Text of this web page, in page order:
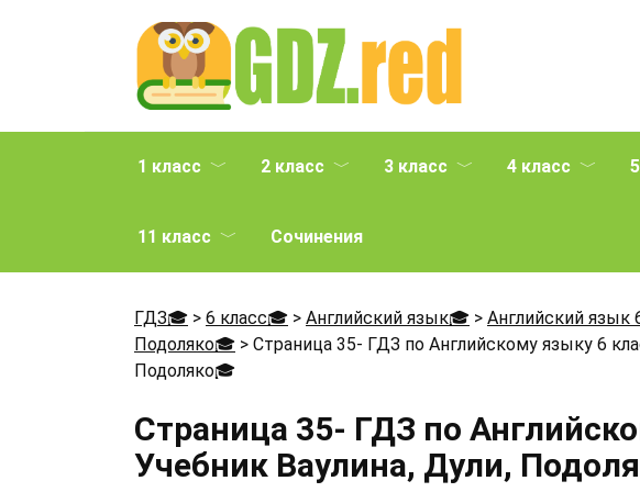
1 класс 2 класс 3 класс 4 класс
11 класс Сочинения
ГДЗ🎓 > 6 класс🎓 > Английский язык🎓 > Английский язык
Подоляко🎓 > Страница 35- ГДЗ по Английскому языку 6
Подоляко🎓
Страница 35- ГДЗ по
Учебник Ваулина, Дули,